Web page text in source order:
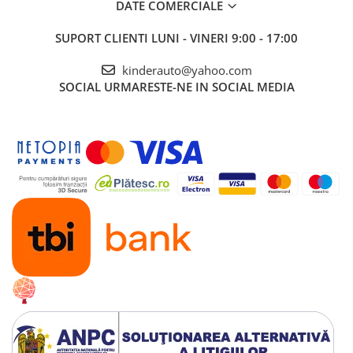
DATE COMERCIALE
SUPORT CLIENTI LUNI - VINERI 9:00 - 17:00
kinderauto@yahoo.com
SOCIAL URMARESTE-NE IN SOCIAL MEDIA